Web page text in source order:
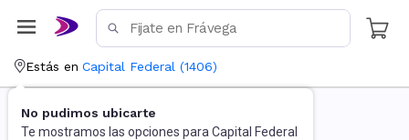
Estás en Capital Federal (1406)
No pudimos ubicarte
Te mostramos las opciones para Capital Federal